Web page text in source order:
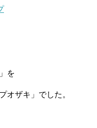
を
オザキ」でした。